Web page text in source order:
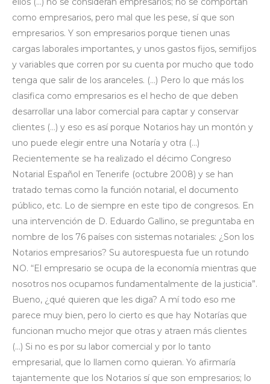
como empresarios, pero mal que les pese, sí que son
empresarios. Y son empresarios porque tienen unas
cargas laborales importantes, y unos gastos fijos, semifijos
y variables que corren por su cuenta por mucho que todo
tenga que salir de los aranceles. (…) Pero lo que más los
clasifica como empresarios es el hecho de que deben
desarrollar una labor comercial para captar y conservar
clientes (…) y eso es así porque Notarios hay un montón y
uno puede elegir entre una Notaría y otra (…)
Recientemente se ha realizado el décimo Congreso
Notarial Español en Tenerife (octubre 2008) y se han
tratado temas como la función notarial, el documento
público, etc. Lo de siempre en este tipo de congresos. En
una intervención de D. Eduardo Gallino, se preguntaba en
nombre de los 76 países con sistemas notariales: ¿Son los
Notarios empresarios? Su autorespuesta fue un rotundo
NO. “El empresario se ocupa de la economía mientras que
nosotros nos ocupamos fundamentalmente de la justicia”.
Bueno, ¿qué quieren que les diga? A mí todo eso me
parece muy bien, pero lo cierto es que hay Notarías que
funcionan mucho mejor que otras y atraen más clientes
(…) Si no es por su labor comercial y por lo tanto
empresarial, que lo llamen como quieran. Yo afirmaría
tajantemente que los Notarios sí que son empresarios; lo